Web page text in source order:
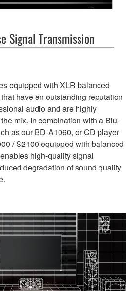
Signal Transmission
equipped with XLR balanced
have an outstanding reputation
audio and are highly
mix. In combination with a Blu-
as our BD-A1060, or CD player
/ S2100 equipped with balanced
high-quality signal
degradation of sound quality